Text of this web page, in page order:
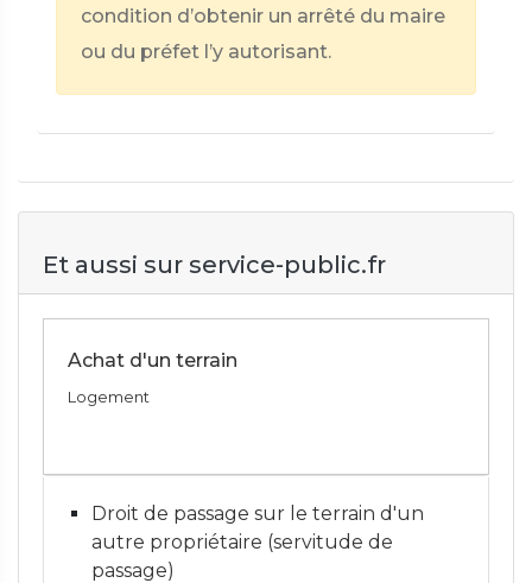
condition d’obtenir un arrêté du maire
ou du préfet l’y autorisant.
Et aussi sur service-public.fr
Achat d'un terrain
Logement
Droit de passage sur le terrain d'un
autre propriétaire (servitude de
passage)